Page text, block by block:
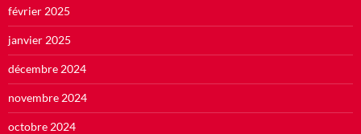
février 2025
janvier 2025
décembre 2024
novembre 2024
octobre 2024